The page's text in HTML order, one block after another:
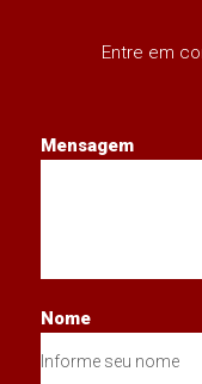
Entre em
Mensagem
Nome